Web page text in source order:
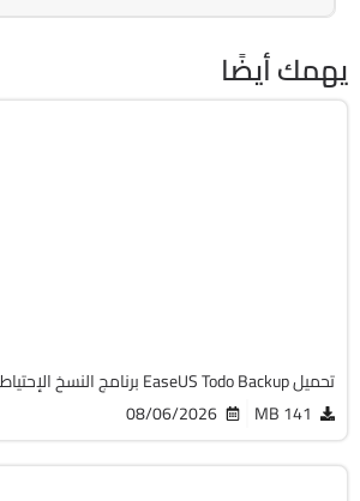
يهمك أيضًا
تحميل EaseUS Todo Backup برنامج النسخ الإحتياطى مع التفعيل
141 MB
08/06/2026